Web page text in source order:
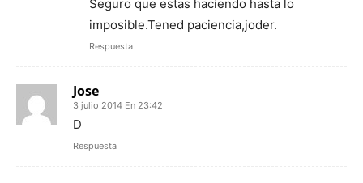
Seguro que estas haciendo hasta lo
imposible.Tened paciencia,joder.
Respuesta
Jose
3 julio 2014 En 23:42
D
Respuesta